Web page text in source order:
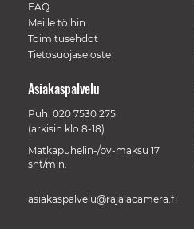
FAQ
Meille töihin
Toimitusehdot
Tietosuojaseloste
Asiakaspalvelu
Puh. 020 7530 275
(arkisin klo 8-18)
Matkapuhelin-/pv-maksu 17
snt/min.
asiakaspalvelu@rajalacamera.fi